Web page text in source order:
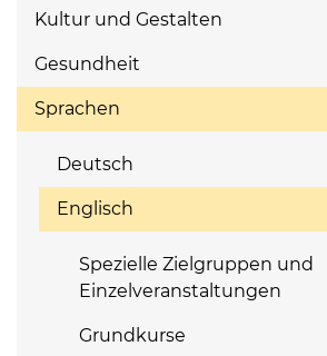
Kultur und Gestalten
Gesundheit
Sprachen
Deutsch
Englisch
Spezielle Zielgruppen und
Einzelveranstaltungen
Grundkurse